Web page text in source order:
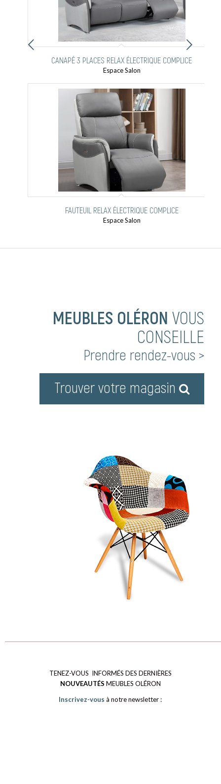
CANAPÉ 3 PLACES RELAX ÉLECTRIQUE COMPLICE
Espace Salon
FAUTEUIL RELAX ÉLECTRIQUE COMPLICE
Espace Salon
Suivant
MEUBLES OLÉRON VOUS
CONSEILLE
Prendre rendez-vous >
Trouver votre magasin
TENEZ-VOUS INFORMÉS DES DERNIÈRES
NOUVEAUTÉS MEUBLES OLÉRON
Inscrivez-vous à notre newsletter :